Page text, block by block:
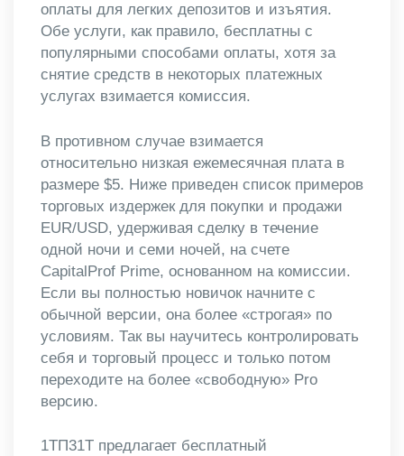
оплаты для легких депозитов и изъятия.
Обе услуги, как правило, бесплатны с
популярными способами оплаты, хотя за
снятие средств в некоторых платежных
услугах взимается комиссия.
В противном случае взимается
относительно низкая ежемесячная плата в
размере $5. Ниже приведен список примеров
торговых издержек для покупки и продажи
EUR/USD, удерживая сделку в течение
одной ночи и семи ночей, на счете
CapitalProf Prime, основанном на комиссии.
Если вы полностью новичок начните с
обычной версии, она более «строгая» по
условиям. Так вы научитесь контролировать
себя и торговый процесс и только потом
переходите на более «свободную» Pro
версию.
1ТП31Т предлагает бесплатный